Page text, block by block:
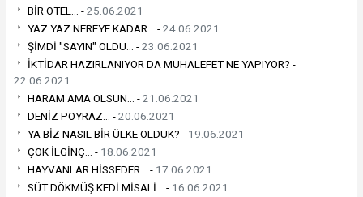
BİR OTEL... -25.06.2021
YAZ YAZ NEREYE KADAR... -24.06.2021
ŞİMDİ "SAYIN" OLDU... -23.06.2021
İKTİDAR HAZIRLANIYOR DA MUHALEFET NE YAPIYOR? -
22.06.2021
HARAM AMA OLSUN... -21.06.2021
DENİZ POYRAZ... -20.06.2021
YA BİZ NASIL BİR ÜLKE OLDUK? - 19.06.2021
ÇOK İLGİNÇ... - 18.06.2021
HAYVANLAR HİSSEDER... - 17.06.2021
SÜT DÖKMÜŞ KEDİ MİSALİ... - 16.06.2021